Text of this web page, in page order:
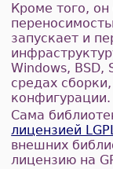
Кроме того,
запускает и
Windows, BSD,
средах
конфигурации.
Сама
лицензией
внешних
лицензию на